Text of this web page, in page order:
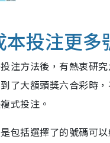
投注更多
注方法後，有熱衷研
了大額頭獎六合彩時
式投注。
包括選擇了的號碼可